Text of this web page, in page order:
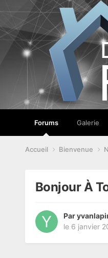
Forums Galerie
Accueil Bienvenue
Bonjour À
Par
le 6 janvier